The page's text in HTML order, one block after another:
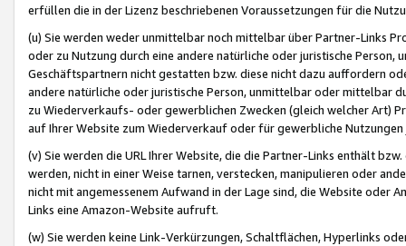
erfüllen die in der Lizenz beschriebenen Voraussetzungen für die
(u) Sie werden weder unmittelbar noch mittelbar über Partner-Links
oder zu Nutzung durch eine andere natürliche oder juristische
Geschäftspartnern nicht gestatten bzw. diese nicht dazu auffordern
andere natürliche oder juristische Person, unmittelbar oder mittelbar
zu Wiederverkaufs- oder gewerblichen Zwecken (gleich welcher Art)
auf Ihrer Website zum Wiederverkauf oder für gewerbliche
(v) Sie werden die URL Ihrer Website, die die Partner-Links enthält
werden, nicht in einer Weise tarnen, verstecken, manipulieren oder
nicht mit angemessenem Aufwand in der Lage sind, die Website oder
Links eine Amazon-Website aufruft.
(w) Sie werden keine Link-Verkürzungen, Schaltflächen, Hyperlinks